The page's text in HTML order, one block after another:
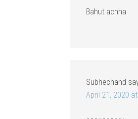
Bahut achha
Subhechand
April 21, 2020